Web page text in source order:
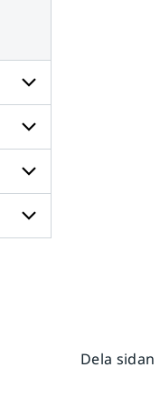
Undersidor
för
Radar
och
satellit
Undersidor
för
Väder
till
havs
Undersidor
för
Dela sidan